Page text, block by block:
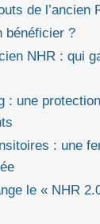
de l’ancien
bénéficier ?
NHR : qui
: une
: une
le « NHR